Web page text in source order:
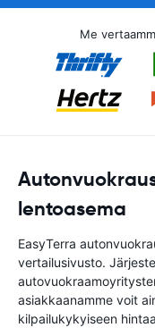
Me
lentoasema
EasyTerra
vertailusivusto.
asiakkaanamme voit
kilpailukykyiseen